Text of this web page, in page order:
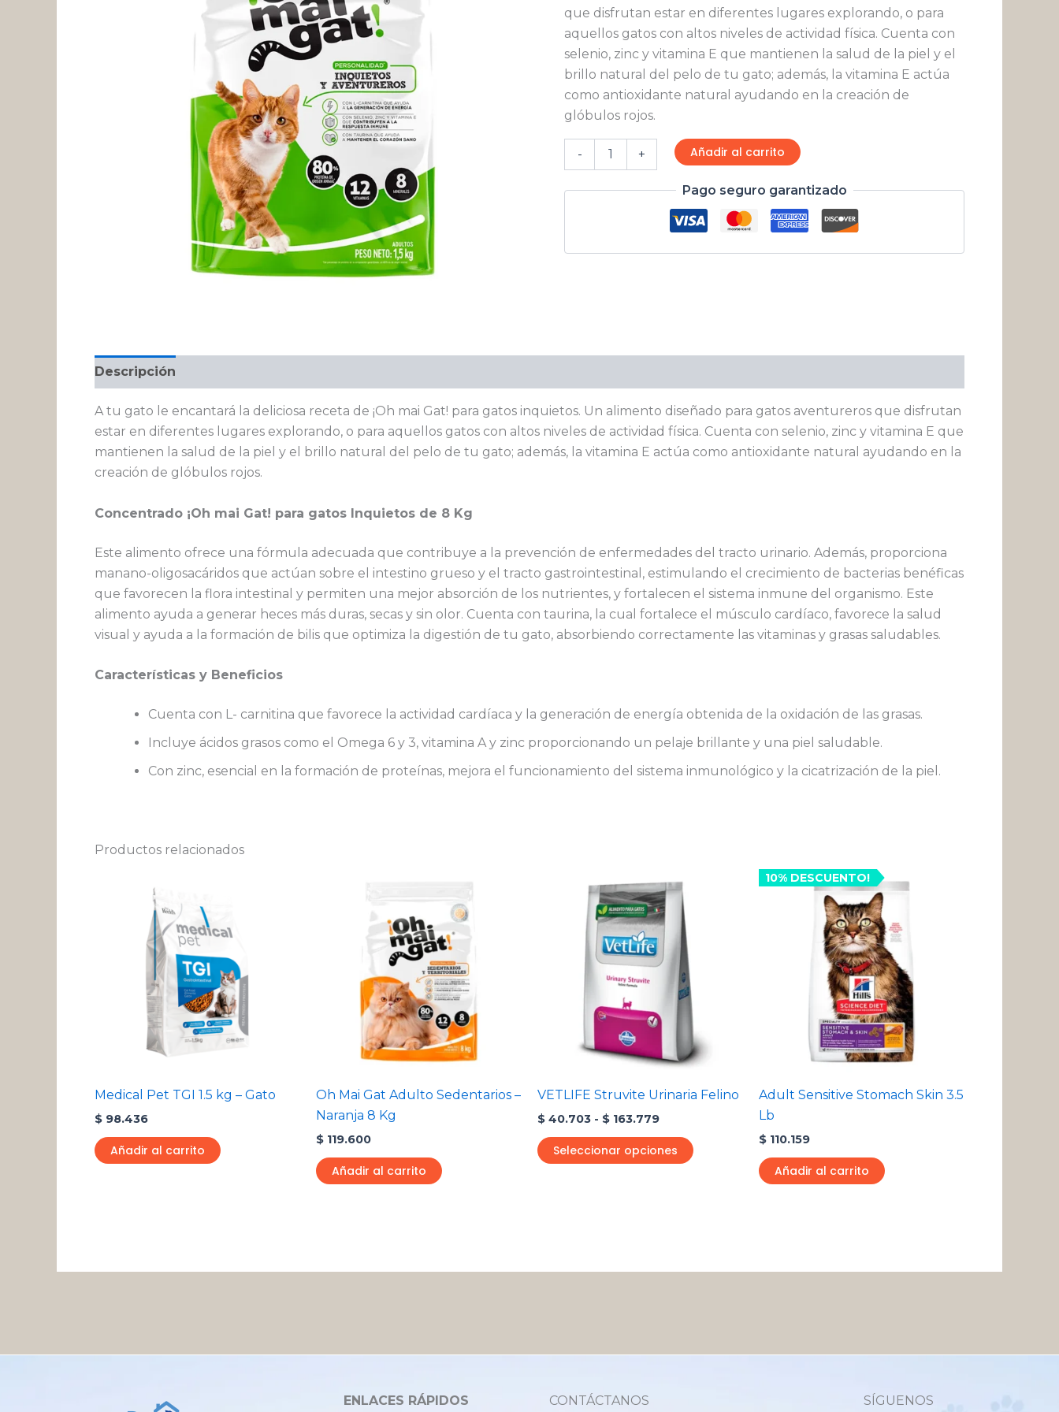
que disfrutan estar en diferentes lugares explorando, o para
aquellos gatos con altos niveles de actividad física. Cuenta con
selenio, zinc y vitamina E que mantienen la salud de la piel y el
brillo natural del pelo de tu gato; además, la vitamina E actúa
como antioxidante natural ayudando en la creación de
glóbulos rojos.
-
cantidad
+ Añadir al carrito
Pago seguro garantizado
Descripción
A tu gato le encantará la deliciosa receta de ¡Oh mai Gat! para gatos inquietos. Un alimento diseñado para gatos aventureros que disfrutan
estar en diferentes lugares explorando, o para aquellos gatos con altos niveles de actividad física. Cuenta con selenio, zinc y vitamina E que
mantienen la salud de la piel y el brillo natural del pelo de tu gato; además, la vitamina E actúa como antioxidante natural ayudando en la
creación de glóbulos rojos.
Concentrado ¡Oh mai Gat! para gatos Inquietos de 8 Kg
Este alimento ofrece una fórmula adecuada que contribuye a la prevención de enfermedades del tracto urinario. Además, proporciona
manano-oligosacáridos que actúan sobre el intestino grueso y el tracto gastrointestinal, estimulando el crecimiento de bacterias benéficas
que favorecen la flora intestinal y permiten una mejor absorción de los nutrientes, y fortalecen el sistema inmune del organismo. Este
alimento ayuda a generar heces más duras, secas y sin olor. Cuenta con taurina, la cual fortalece el músculo cardíaco, favorece la salud
visual y ayuda a la formación de bilis que optimiza la digestión de tu gato, absorbiendo correctamente las vitaminas y grasas saludables.
Características y Beneficios
Cuenta con L- carnitina que favorece la actividad cardíaca y la generación de energía obtenida de la oxidación de las grasas.
Incluye ácidos grasos como el Omega 6 y 3, vitamina A y zinc proporcionando un pelaje brillante y una piel saludable.
Con zinc, esencial en la formación de proteínas, mejora el funcionamiento del sistema inmunológico y la cicatrización de la piel.
Productos relacionados
Medical Pet TGI 1.5 kg – Gato
$ 98.436
Añadir al carrito
Oh Mai Gat Adulto Sedentarios –
Naranja 8 Kg
$ 119.600
Añadir al carrito
VETLIFE Struvite Urinaria Felino
$ 40.703 - $ 163.779
de
precios:
desde
$ 40.703
hasta
$ 163.779
Seleccionar opciones
se
pueden
elegir
la
de
10% DESCUENTO!
Adult Sensitive Stomach Skin 3.5
Lb
$ 110.159
Añadir al carrito
ENLACES RÁPIDOS CONTÁCTANOS SÍGUENOS